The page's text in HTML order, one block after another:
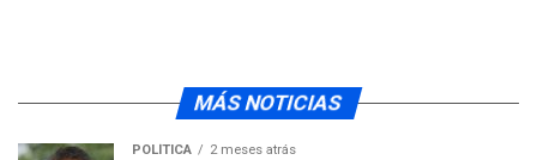
MÁS NOTICIAS
POLÍTICA 2 meses atrás